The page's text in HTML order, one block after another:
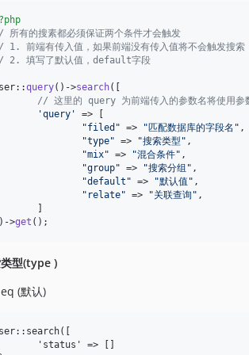
所有的搜素都必须保证两个条件才会触发
1. 前端有传入值，如果前端没有传入值将不会触发搜索
2. 填写了默认值，default字段
query()->search([
// 这里的 query 为前端传入的参数名将使用参
'query '
=> [
"filed " => " 匹配数据库的字段名 " ,
"type" => "搜索类型 " ,
"mix" => "混合条件" ,
"group" => "搜索分组 " ,
"default " => "默认值 " ,
" relate" => "关联查询 " ,
>get ();
型(type )
eq (默认)